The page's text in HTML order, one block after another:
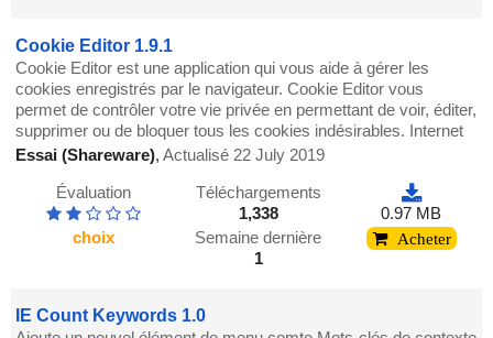
Cookie Editor 1.9.1
Cookie Editor est une application qui vous aide à gérer les
cookies enregistrés par le navigateur. Cookie Editor vous
permet de contrôler votre vie privée en permettant de voir, éditer,
supprimer ou de bloquer tous les cookies indésirables. Internet
Essai (Shareware),Actualisé 22 July 2019
Évaluation
choix
Téléchargements
1,338
Semaine dernière
1
0.97 MB
Acheter
IE Count Keywords 1.0